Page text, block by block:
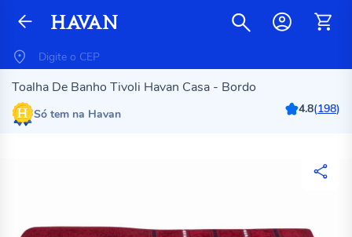
Toalha De Banho Tivoli Havan Casa - Bordo
Só tem na Havan 4.8(198)